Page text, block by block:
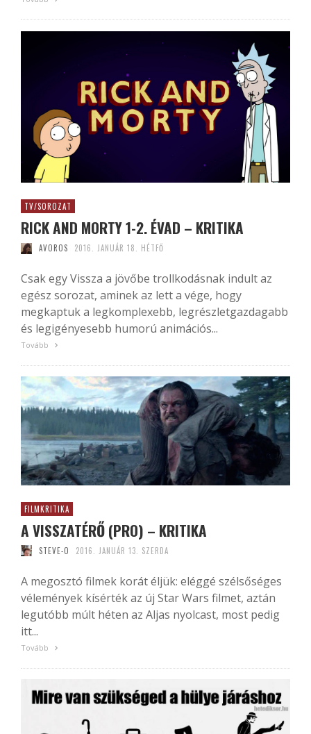
TV/SOROZAT
RICK AND MORTY 1-2. ÉVAD – KRITIKA
AVOROS 2016. JANUÁR 18. HÉTFŐ
Csak egy Vissza a jövőbe trollkodásnak indult az
egész sorozat, aminek az lett a vége, hogy
megkaptuk a legkomplexebb, legrészletgazdagabb
és legigényesebb humorú animációs...
Tovább
FILMKRITIKA
A VISSZATÉRŐ (PRO) – KRITIKA
STEVE-O 2016. JANUÁR 13. SZERDA
A megosztó filmek korát éljük: eléggé szélsőséges
vélemények kísérték az új Star Wars filmet, aztán
legutóbb múlt héten az Aljas nyolcast, most pedig
itt...
Tovább